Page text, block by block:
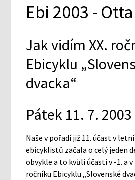
Ebi 2003 -
Jak vidím XX.
Ebicyklu
dvacka“
Pátek 11. 7. 2003
Naše v pořadí již 11. účast v
ebicyklistů začala o celý jeden
obvykle a to kvůli účasti v -1. a
ročníku Ebicyklu „Slovenské